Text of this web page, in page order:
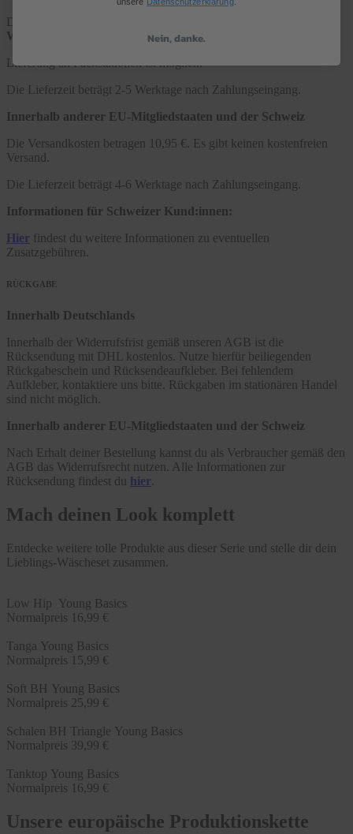
Die Versandkosten betragen 4,95 € oder
Warenwert
Lieferung an Packstationen ist möglich.
Die Lieferzeit beträgt 2-5 Werktage nach Zahlungseingang.
Innerhalb anderer EU-Mitgliedstaaten und der Schweiz
Die Versandkosten betragen 10,95 €. Es gibt keinen kostenfreien
Versand.
Die Lieferzeit beträgt 4-6 Werktage nach Zahlungseingang.
Informationen für Schweizer Kund:innen:
Hier findest du weitere Informationen zu eventuellen
Zusatzgebühren.
RÜCKGABE
Innerhalb Deutschlands
Innerhalb der Widerrufsfrist gemäß unseren AGB ist die
Rücksendung mit DHL kostenlos. Nutze hierfür beiliegenden
Rückgabeschein und Rücksendeaufkleber. Bei fehlendem
Aufkleber, kontaktiere uns bitte. Rückgaben im stationären Handel
sind nicht möglich.
Innerhalb anderer EU-Mitgliedstaaten und der Schweiz
Nach Erhalt deiner Bestellung kannst du als Verbraucher gemäß den
AGB das Widerrufsrecht nutzen. Alle Informationen zur
Rücksendung findest du hier
Mach deinen Look komplett
Entdecke weitere tolle Produkte aus dieser Serie und stelle dir dein
Lieblings-Wäscheset zusammen.
Low Hip Young Basics
Normalpreis 16,99 €
Tanga Young Basics
Normalpreis 15,99 €
Soft BH Young Basics
Normalpreis 25,99 €
Schalen BH Triangle Young Basics
Normalpreis 39,99 €
Tanktop Young Basics
Normalpreis 16,99 €
Unsere europäische Produktionskette
Nein, danke.